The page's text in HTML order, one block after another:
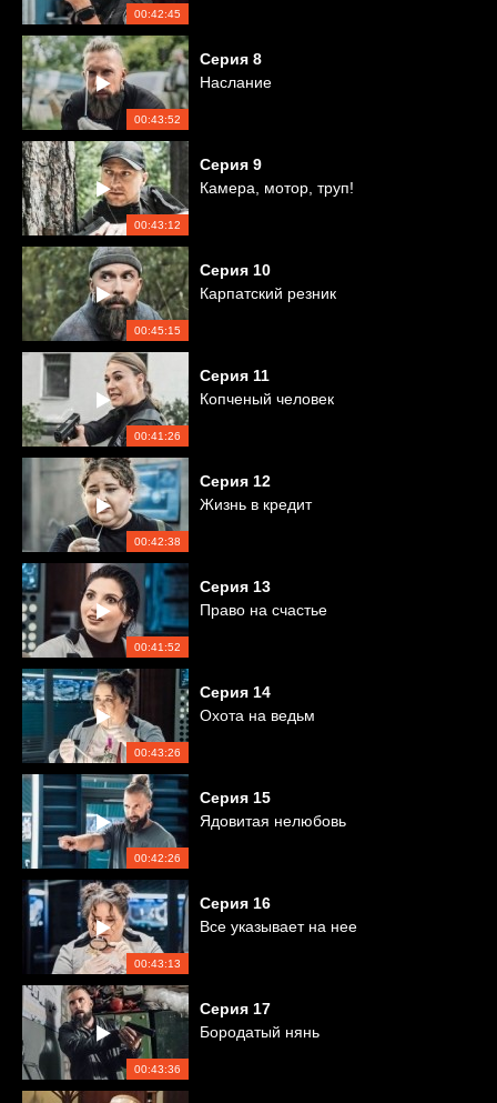
00:42:45
00:43:52
Серия 8
Наслание
00:43:12
Серия 9
Камера, мотор, труп!
00:45:15
Серия 10
Карпатский резник
00:41:26
Серия 11
Копченый человек
00:42:38
Серия 12
Жизнь в кредит
00:41:52
Серия 13
Право на счастье
00:43:26
Серия 14
Охота на ведьм
00:42:26
Серия 15
Ядовитая нелюбовь
00:43:13
Серия 16
Все указывает на нее
00:43:36
Серия 17
Бородатый нянь